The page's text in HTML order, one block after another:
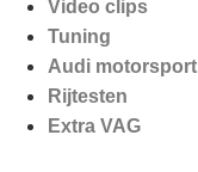
Video clips
Tuning
Audi motorsport
Rijtesten
Extra VAG